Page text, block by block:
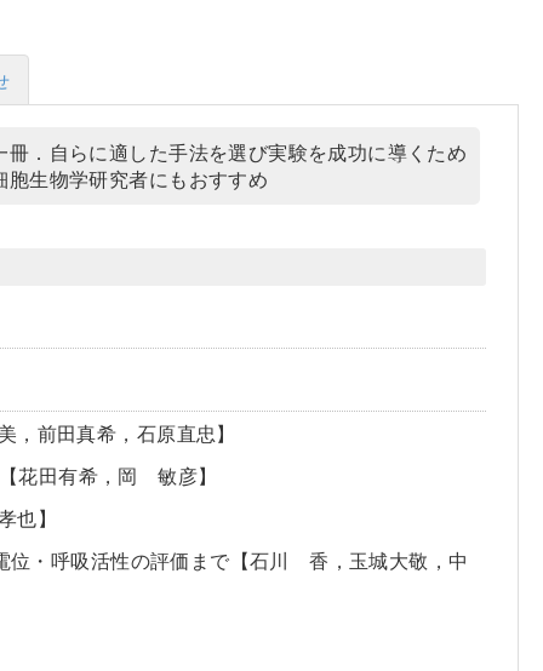
．自らに適した手法を選び実験を成功に導くため
生物学研究者にもおすすめ
前田真希，石原直忠】
花田有希，岡 敏彦】
】
・呼吸活性の評価まで【石川 香，玉城大敬，中